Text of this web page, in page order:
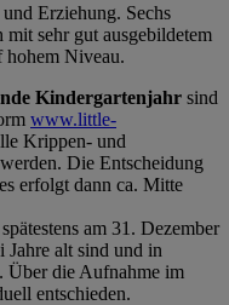
Erziehung. Sechs
sehr gut ausgebildetem
hohem Niveau.
Kindergartenjahr sind
www.little-
Krippen- und
Die Entscheidung
erfolgt dann ca. Mitte
am 31. Dezember
Jahre alt sind und in
Über die Aufnahme im
entschieden.